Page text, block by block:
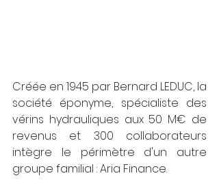
Créée en 1945 par Bernard LEDUC, la
société éponyme, spécialiste des
vérins hydrauliques aux 50 M€ de
revenus et 300 collaborateurs
intègre le périmètre d'un autre
groupe familial : Aria Finance.